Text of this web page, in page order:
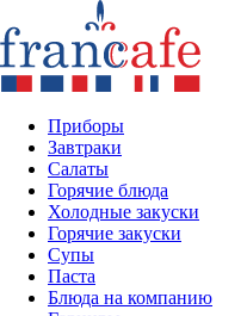
Приборы
Завтраки
Салаты
Горячие блюда
Холодные закуски
Горячие закуски
Супы
Паста
Блюда на компанию